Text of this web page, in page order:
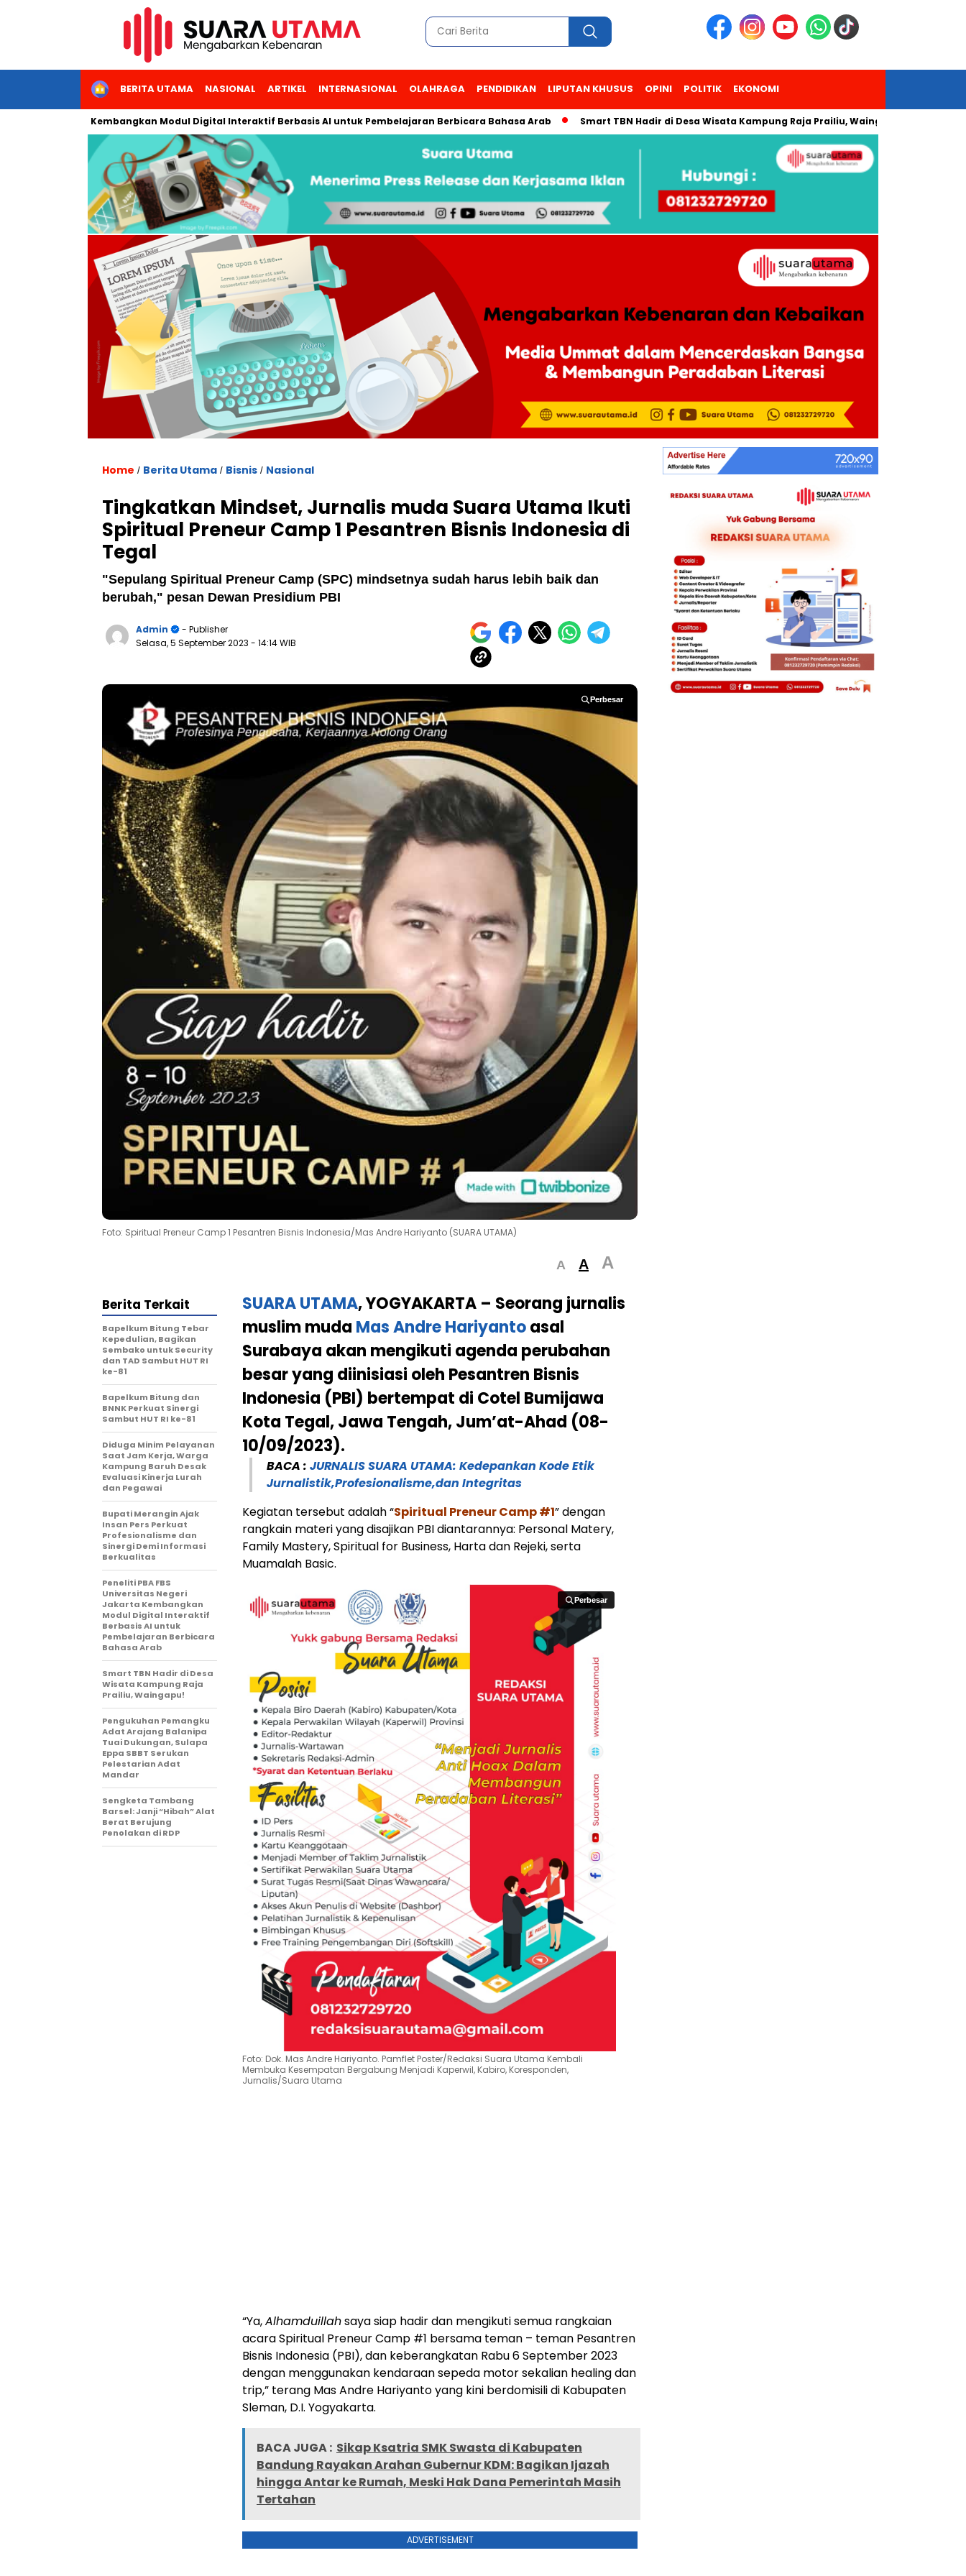
HOMEBERITA UTAMA NASIONAL ARTIKEL INTERNASIONAL OLAHRAGA PENDIDIKAN LIPUTAN KHUSUS OPINI POLITIK EKONOMI
Jakarta Kembangkan Modul Digital Interaktif Berbasis AI untuk Pembelajaran Berbicara Bahasa Arab Smart TBN Hadir di Desa Wisata Kampung Raja Prailiu, Waingapu!
Home / Berita Utama / Bisnis / Nasional
Tingkatkan Mindset, Jurnalis muda Suara Utama Ikuti
Spiritual Preneur Camp 1 Pesantren Bisnis Indonesia di
Tegal
"Sepulang Spiritual Preneur Camp (SPC) mindsetnya sudah harus lebih baik dan
berubah," pesan Dewan Presidium PBI
Admin
- Publisher
Selasa, 5 September 2023 - 14:14 WIB
Perbesar
Perbesar
Foto: Spiritual Preneur Camp 1 Pesantren Bisnis Indonesia/Mas Andre Hariyanto (SUARA UTAMA)
A A A
SUARA UTAMA, YOGYAKARTA – Seorang jurnalis
muslim muda Mas Andre Hariyantoasal
Surabaya akan mengikuti agenda perubahan
besar yang diinisiasi oleh Pesantren Bisnis
Indonesia (PBI) bertempat di Cotel Bumijawa
Kota Tegal, Jawa Tengah, Jum’at-Ahad (08-
10/09/2023).
BACA : JURNALIS SUARA UTAMA: Kedepankan Kode Etik
Jurnalistik,Profesionalisme,dan Integritas
Kegiatan tersebut adalah “Spiritual Preneur Camp #1” dengan
rangkain materi yang disajikan PBI diantarannya: Personal Matery,
Family Mastery, Spiritual for Business, Harta dan Rejeki, serta
Muamalah Basic.
Perbesar
Perbesar
Foto: Dok. Mas Andre Hariyanto. Pamflet Poster/Redaksi Suara Utama Kembali
Membuka Kesempatan Bergabung Menjadi Kaperwil, Kabiro, Koresponden,
Jurnalis/Suara Utama
“Ya,Alhamduillahsaya siap hadir dan mengikuti semua rangkaian
acara Spiritual Preneur Camp #1 bersama teman – teman Pesantren
Bisnis Indonesia (PBI), dan keberangkatan Rabu 6 September 2023
dengan menggunakan kendaraan sepeda motor sekalian healing dan
trip,” terang Mas Andre Hariyanto yang kini berdomisili di Kabupaten
Sleman, D.I. Yogyakarta.
BACA JUGA : Sikap Ksatria SMK Swasta di Kabupaten
Bandung Rayakan Arahan Gubernur KDM: Bagikan Ijazah
hingga Antar ke Rumah, Meski Hak Dana Pemerintah Masih
Tertahan
ADVERTISEMENT
Berita Terkait
Bapelkum Bitung Tebar
Kepedulian, Bagikan
Sembako untuk Security
dan TAD Sambut HUT RI
ke-81
Bapelkum Bitung dan
BNNK Perkuat Sinergi
Sambut HUT RI ke-81
Diduga Minim Pelayanan
Saat Jam Kerja, Warga
Kampung Baruh Desak
Evaluasi Kinerja Lurah
dan Pegawai
Bupati Merangin Ajak
Insan Pers Perkuat
Profesionalisme dan
Sinergi Demi Informasi
Berkualitas
Peneliti PBA FBS
Universitas Negeri
Jakarta Kembangkan
Modul Digital Interaktif
Berbasis AI untuk
Pembelajaran Berbicara
Bahasa Arab
Smart TBN Hadir di Desa
Wisata Kampung Raja
Prailiu, Waingapu!
Pengukuhan Pemangku
Adat Arajang Balanipa
Tuai Dukungan, Sulapa
Eppa SBBT Serukan
Pelestarian Adat
Mandar
Sengketa Tambang
Barsel: Janji “Hibah” Alat
Berat Berujung
Penolakan di RDP